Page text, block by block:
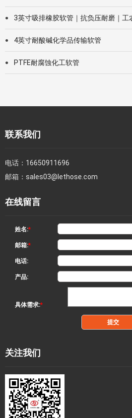
● 3英寸吸排橡胶软管｜抗负压耐磨｜工
● 4英寸耐酸碱化学品传输软管
● PTFE耐腐蚀化工软管
联系我们
电话： 16650911696
邮箱： sales03@lethose.com
在线留言
姓名:*
邮箱:*
电话:
产品:
具体需求:*
关注我们